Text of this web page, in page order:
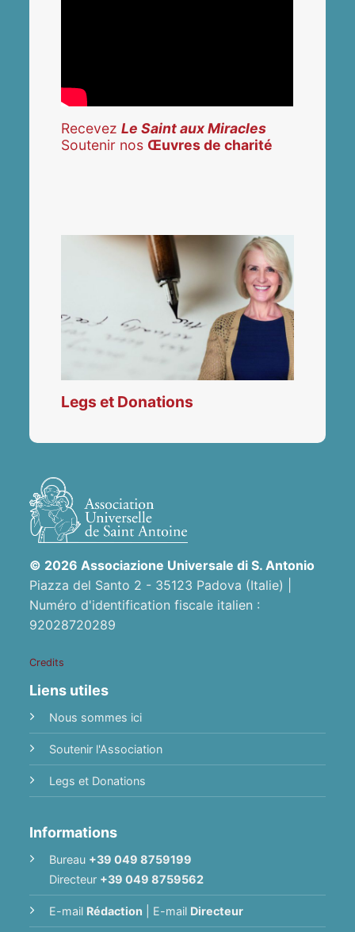
RecevezLe Saint aux Miracles
Soutenir nos Œuvres de charité
Legs et Donations
© 2026 Associazione Universale di S. Antonio
Piazza del Santo 2 - 35123 Padova (Italie) |
Numéro d'identification fiscale italien :
92028720289
Credits
Liens utiles
Nous sommes ici
Soutenir l'Association
Legs et Donations
Informations
Bureau +39 049 8759199
Directeur +39 049 8759562
E-mail Rédaction E-mail Directeur